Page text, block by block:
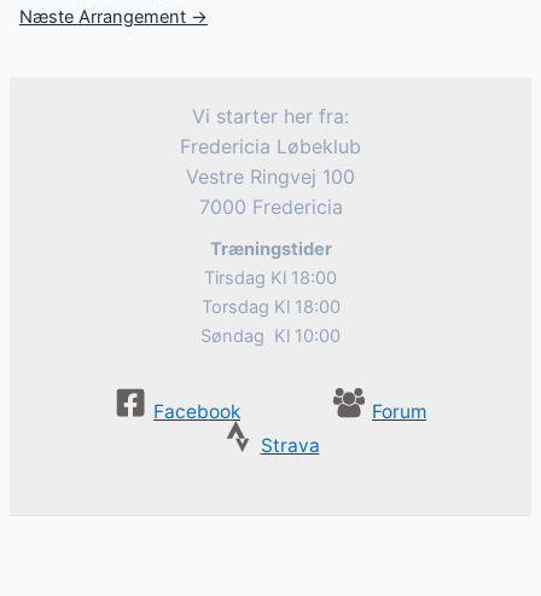
navigation
Næste Arrangement →
Vi starter her fra:
Fredericia Løbeklub
Vestre Ringvej 100
7000 Fredericia
Træningstider
Tirsdag Kl 18:00
Torsdag Kl 18:00
Søndag Kl 10:00
Facebook
Forum
Strava